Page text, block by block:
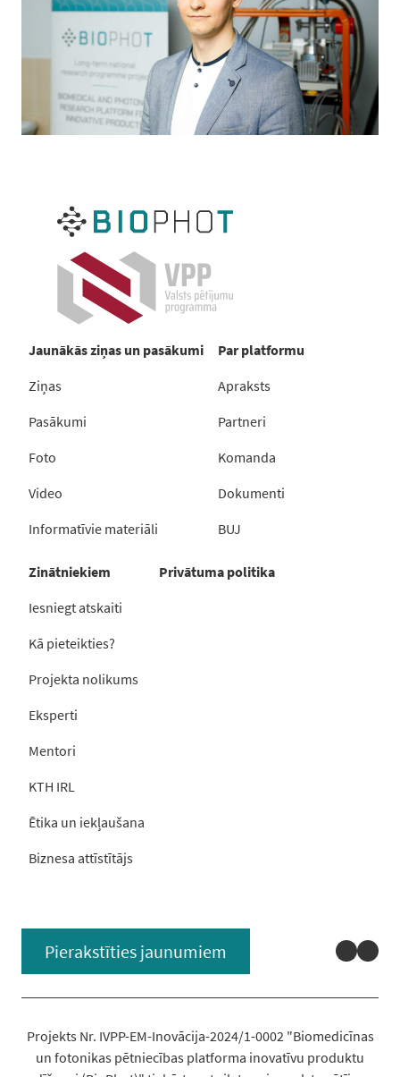
Jaunākās ziņas un pasākumi
Ziņas
Pasākumi
Foto
Video
Informatīvie materiāli
Par platformu
Apraksts
Partneri
Komanda
Dokumenti
BUJ
Zinātniekiem
Iesniegt atskaiti
Kā pieteikties?
Projekta nolikums
Eksperti
Mentori
KTH IRL
Ētika un iekļaušana
Biznesa attīstītājs
Privātuma politika
Pierakstīties jaunumiem
Projekts Nr. IVPP-EM-Inovācija-2024/1-0002 "Biomedicīnas
un fotonikas pētniecības platforma inovatīvu produktu